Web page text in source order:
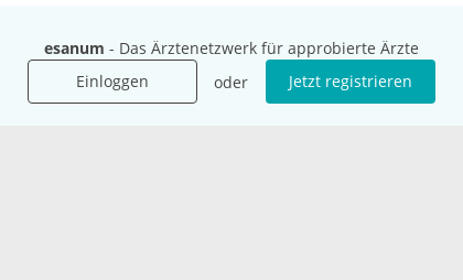
esanum - Das Ärztenetzwerk für approbierte Ärzte
Einloggen
oder Jetzt registrieren